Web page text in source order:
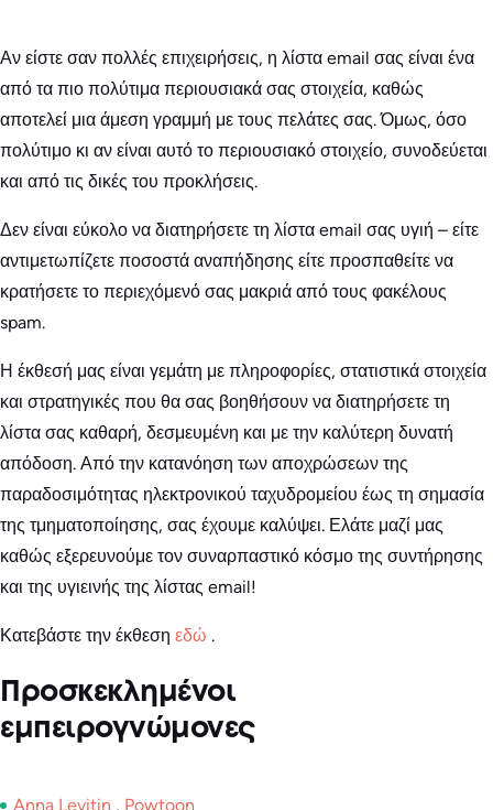
Αν είστε σαν πολλές επιχειρήσεις, η λίστα email σας είναι ένα
από τα πιο πολύτιμα περιουσιακά σας στοιχεία, καθώς
αποτελεί μια άμεση γραμμή με τους πελάτες σας. Όμως, όσο
πολύτιμο κι αν είναι αυτό το περιουσιακό στοιχείο, συνοδεύεται
και από τις δικές του προκλήσεις.
Δεν είναι εύκολο να διατηρήσετε τη λίστα email σας υγιή – είτε
αντιμετωπίζετε ποσοστά αναπήδησης είτε προσπαθείτε να
κρατήσετε το περιεχόμενό σας μακριά από τους φακέλους
spam.
Η έκθεσή μας είναι γεμάτη με πληροφορίες, στατιστικά στοιχεία
και στρατηγικές που θα σας βοηθήσουν να διατηρήσετε τη
λίστα σας καθαρή, δεσμευμένη και με την καλύτερη δυνατή
απόδοση. Από την κατανόηση των αποχρώσεων της
παραδοσιμότητας ηλεκτρονικού ταχυδρομείου έως τη σημασία
της τμηματοποίησης, σας έχουμε καλύψει. Ελάτε μαζί μας
καθώς εξερευνούμε τον συναρπαστικό κόσμο της συντήρησης
και της υγιεινής της λίστας email!
Κατεβάστε την έκθεση εδώ .
Προσκεκλημένοι
εμπειρογνώμονες
Anna Levitin , Powtoon